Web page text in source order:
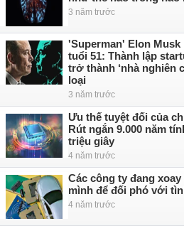
3 năm trước
'Superman' Elon
tuổi 51: Thành lập
trở thành ‘nhà nghiên
loại
3 năm trước
Ưu thế tuyệt đối của
Rút ngắn 9.000 năm
triệu giây
4 năm trước
Các công ty đang
mình để đối phó với
4 năm trước